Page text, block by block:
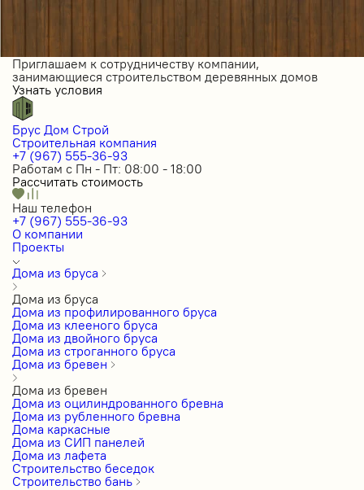
Приглашаем к сотрудничеству компании,
занимающиеся строительством деревянных домов
Узнать условия
Брус Дом Строй
Строительная компания
+7 (967) 555-36-93
Работам с Пн - Пт: 08:00 - 18:00
Рассчитать стоимость
Наш телефон
+7 (967) 555-36-93
О компании
Проекты
Дома из бруса
Дома из бруса
Дома из профилированного бруса
Дома из клееного бруса
Дома из двойного бруса
Дома из строганного бруса
Дома из бревен
Дома из бревен
Дома из оцилиндрованного бревна
Дома из рубленного бревна
Дома каркасные
Дома из СИП панелей
Дома из лафета
Строительство беседок
Строительство бань